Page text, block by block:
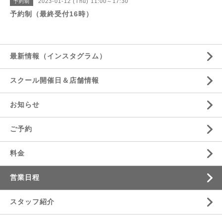
予約制 2023-01-12 (Thu) 11:00～17:30
予約制（最終受付16時）
最新情報（インスタグラム）
スクール開催日＆店舗情報
お知らせ
ご予約
料金
営業日程
スタッフ紹介